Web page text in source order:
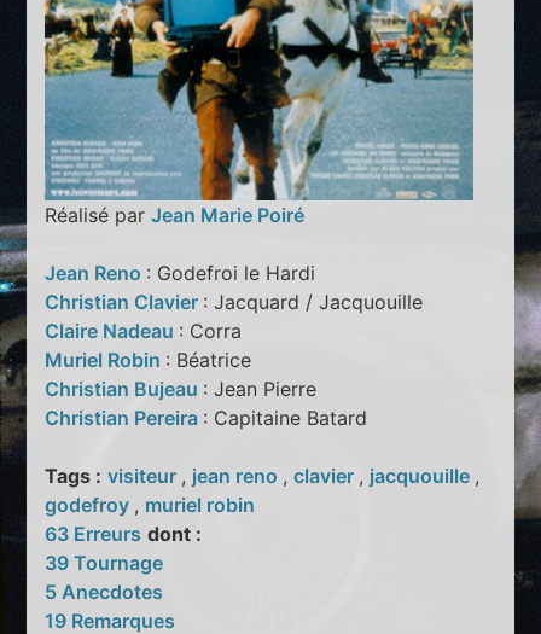
Réalisé parJean Marie Poiré
Jean Reno : Godefroi le Hardi
Christian Clavier : Jacquard / Jacquouille
Claire Nadeau : Corra
Muriel Robin : Béatrice
Christian Bujeau : Jean Pierre
Christian Pereira : Capitaine Batard
Tags : visiteur , jean reno ,clavier , jacquouille ,
godefroy , muriel robin
63 Erreurs dont :
39 Tournage
5 Anecdotes
19 Remarques